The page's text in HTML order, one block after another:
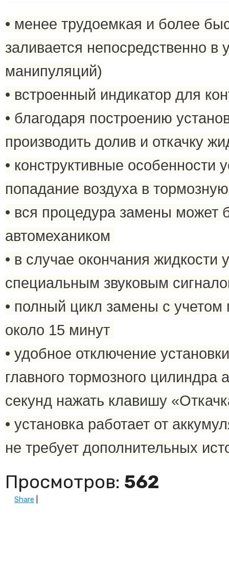
• менее трудоемкая и более
заливается непосредственно в
манипуляций)
• встроенный индикатор для
• благодаря построению
производить долив и откачку
• конструктивные особенности
попадание воздуха в
• вся процедура замены может
автомехаником
• в случае окончания жидкости
специальным звуковым
• полный цикл замены с учетом
около 15 минут
• удобное отключение
главного тормозного цилиндра
секунд нажать клавишу
• установка работает от
не требует дополнительных
Просмотров: 562
Share